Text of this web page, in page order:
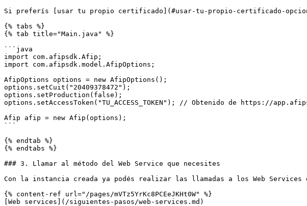
Si preferís [usar tu propio certificado](#usar-tu-propio-certificado-
{% tabs %}
{% tab title="Main.java" %}
```java
import com.afipsdk.Afip;
import com.afipsdk.model.AfipOptions;
AfipOptions options = new AfipOptions();
options.setCuit("20409378472");
options.setProduction(false);
options.setAccessToken("TU_ACCESS_TOKEN"); // Obtenido de https://
Afip afip = new Afip(options);
```
{% endtab %}
{% endtabs %}
### 3. Llamar al método del Web Service que necesites
Con la instancia creada ya podés realizar las llamadas a los Web Services
{% content-ref url="/pages/mVTz5YrKc8PCEeJKHt0W" %}
[Web services](/siguientes-pasos/web-services.md)